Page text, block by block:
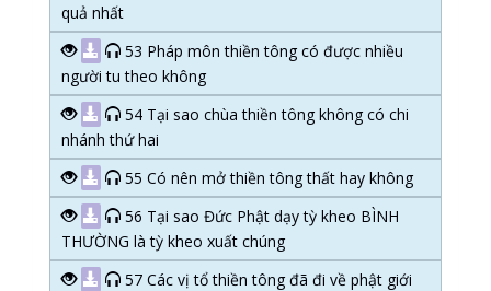
quả nhất
53 Pháp môn thiền tông có được nhiều
người tu theo không
54 Tại sao chùa thiền tông không có chi
nhánh thứ hai
55 Có nên mở thiền tông thất hay không
56 Tại sao Đức Phật dạy tỳ kheo BÌNH
THƯỜNG là tỳ kheo xuất chúng
57 Các vị tổ thiền tông đã đi về phật giới